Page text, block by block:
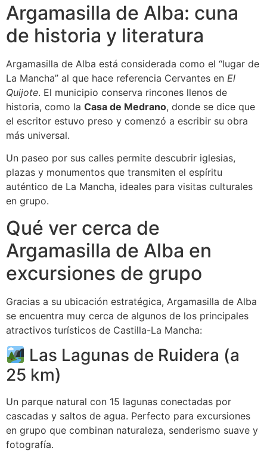
Argamasilla de Alba: cuna
de historia y literatura
Argamasilla de Alba está considerada como el “lugar de
La Mancha” al que hace referencia Cervantes en El
Quijote. El municipio conserva rincones llenos de
historia, como la Casa de Medrano, donde se dice que
el escritor estuvo preso y comenzó a escribir su obra
más universal.
Un paseo por sus calles permite descubrir iglesias,
plazas y monumentos que transmiten el espíritu
auténtico de La Mancha, ideales para visitas culturales
en grupo.
Qué ver cerca de
Argamasilla de Alba en
excursiones de grupo
Gracias a su ubicación estratégica, Argamasilla de Alba
se encuentra muy cerca de algunos de los principales
atractivos turísticos de Castilla-La Mancha:
Las Lagunas de Ruidera (a
25 km)
Un parque natural con 15 lagunas conectadas por
cascadas y saltos de agua. Perfecto para excursiones
en grupo que combinan naturaleza, senderismo suave y
fotografía.